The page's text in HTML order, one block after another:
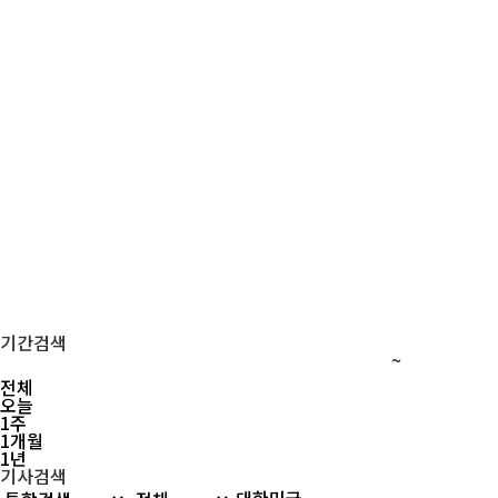
기간검색
~
전체
오늘
1주
1개월
1년
기사검색